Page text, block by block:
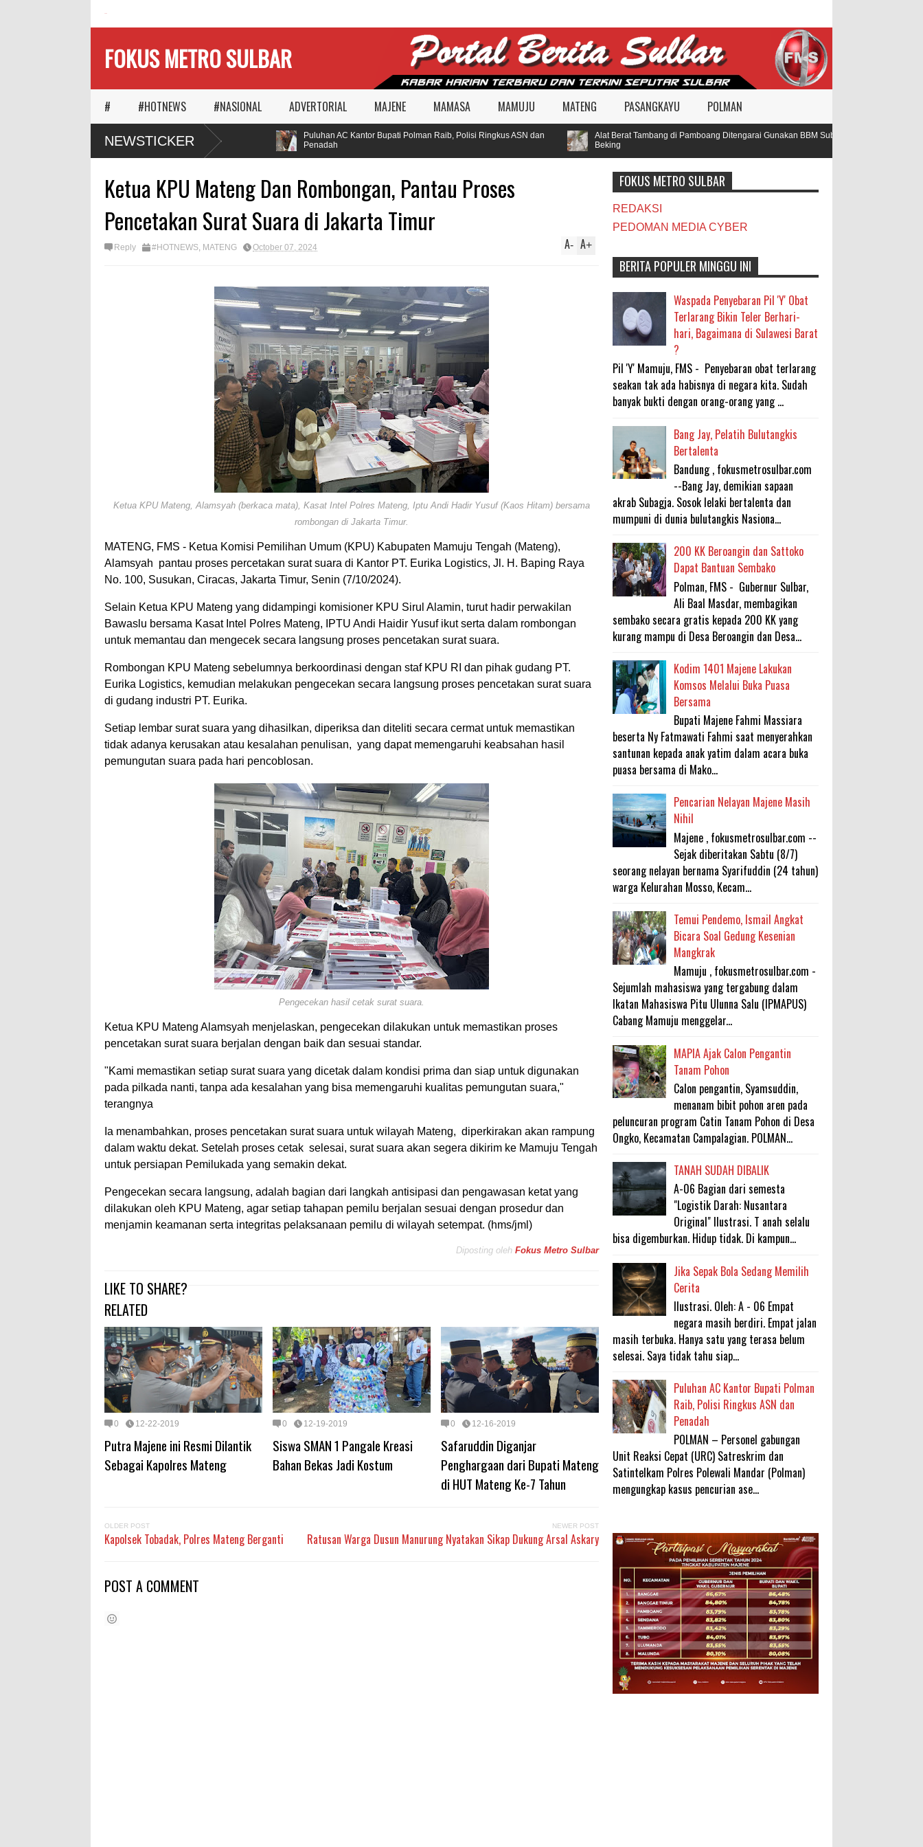
FOKUS METRO SULBAR
# #HOTNEWS #NASIONAL ADVERTORIAL MAJENE MAMASA MAMUJU MATENG PASANGKAYU POLMAN
NEWSTICKER
MAPIA Ajak Calon Pengantin
Tanam Pohon
Puluhan AC Kantor Bupati Polman Raib, Polisi Ringkus ASN dan
Penadah
Alat Berat Tambang di Pamboang Ditengarai Gunakan BBM Subsidi, Oknum TNI dan
Beking
Ketua KPU Mateng Dan Rombongan, Pantau Proses
Pencetakan Surat Suara di Jakarta Timur
Reply #HOTNEWS, MATENG October 07, 2024 A+
A-
Ketua KPU Mateng, Alamsyah (berkaca mata), Kasat Intel Polres Mateng, Iptu Andi Hadir Yusuf (Kaos Hitam) bersama
rombongan di Jakarta Timur.
MATENG, FMS - Ketua Komisi Pemilihan Umum (KPU) Kabupaten Mamuju Tengah (Mateng),
Alamsyah pantau proses percetakan surat suara di Kantor PT. Eurika Logistics, Jl. H. Baping Raya
No. 100, Susukan, Ciracas, Jakarta Timur, Senin (7/10/2024).
Selain Ketua KPU Mateng yang didampingi komisioner KPU Sirul Alamin, turut hadir perwakilan
Bawaslu bersama Kasat Intel Polres Mateng, IPTU Andi Haidir Yusuf ikut serta dalam rombongan
untuk memantau dan mengecek secara langsung proses pencetakan surat suara.
Rombongan KPU Mateng sebelumnya berkoordinasi dengan staf KPU RI dan pihak gudang PT.
Eurika Logistics, kemudian melakukan pengecekan secara langsung proses pencetakan surat suara
di gudang industri PT. Eurika.
Setiap lembar surat suara yang dihasilkan, diperiksa dan diteliti secara cermat untuk memastikan
tidak adanya kerusakan atau kesalahan penulisan, yang dapat memengaruhi keabsahan hasil
pemungutan suara pada hari pencoblosan.
Pengecekan hasil cetak surat suara.
Ketua KPU Mateng Alamsyah menjelaskan, pengecekan dilakukan untuk memastikan proses
pencetakan surat suara berjalan dengan baik dan sesuai standar.
"Kami memastikan setiap surat suara yang dicetak dalam kondisi prima dan siap untuk digunakan
pada pilkada nanti, tanpa ada kesalahan yang bisa memengaruhi kualitas pemungutan suara,"
terangnya
Ia menambahkan, proses pencetakan surat suara untuk wilayah Mateng, diperkirakan akan rampung
dalam waktu dekat. Setelah proses cetak selesai, surat suara akan segera dikirim ke Mamuju Tengah
untuk persiapan Pemilukada yang semakin dekat.
Pengecekan secara langsung, adalah bagian dari langkah antisipasi dan pengawasan ketat yang
dilakukan oleh KPU Mateng, agar setiap tahapan pemilu berjalan sesuai dengan prosedur dan
menjamin keamanan serta integritas pelaksanaan pemilu di wilayah setempat. (hms/jml)
Diposting oleh Fokus Metro Sulbar
LIKE TO SHARE?
RELATED
0 12-22-2019
Putra Majene ini Resmi Dilantik
Sebagai Kapolres Mateng
0 12-19-2019
Siswa SMAN 1 Pangale Kreasi
Bahan Bekas Jadi Kostum
0 12-16-2019
Safaruddin Diganjar
Penghargaan dari Bupati Mateng
di HUT Mateng Ke-7 Tahun
OLDER POST
Kapolsek Tobadak, Polres Mateng Berganti
NEWER POST
Ratusan Warga Dusun Manurung Nyatakan Sikap Dukung Arsal Askary
POST A COMMENT
FOKUS METRO SULBAR
REDAKSI
PEDOMAN MEDIA CYBER
BERITA POPULER MINGGU INI
Waspada Penyebaran Pil 'Y' Obat
Terlarang Bikin Teler Berhari-
hari, Bagaimana di Sulawesi Barat
?
Pil 'Y' Mamuju, FMS - Penyebaran obat terlarang
seakan tak ada habisnya di negara kita. Sudah
banyak bukti dengan orang-orang yang ...
Bang Jay, Pelatih Bulutangkis
Bertalenta
Bandung , fokusmetrosulbar.com
--Bang Jay, demikian sapaan
akrab Subagja. Sosok lelaki bertalenta dan
mumpuni di dunia bulutangkis Nasiona...
200 KK Beroangin dan Sattoko
Dapat Bantuan Sembako
Polman, FMS - Gubernur Sulbar,
Ali Baal Masdar, membagikan
sembako secara gratis kepada 200 KK yang
kurang mampu di Desa Beroangin dan Desa...
Kodim 1401 Majene Lakukan
Komsos Melalui Buka Puasa
Bersama
Bupati Majene Fahmi Massiara
beserta Ny Fatmawati Fahmi saat menyerahkan
santunan kepada anak yatim dalam acara buka
puasa bersama di Mako...
Pencarian Nelayan Majene Masih
Nihil
Majene , fokusmetrosulbar.com --
Sejak diberitakan Sabtu (8/7)
seorang nelayan bernama Syarifuddin (24 tahun)
warga Kelurahan Mosso, Kecam...
Temui Pendemo, Ismail Angkat
Bicara Soal Gedung Kesenian
Mangkrak
Mamuju , fokusmetrosulbar.com -
Sejumlah mahasiswa yang tergabung dalam
Ikatan Mahasiswa Pitu Ulunna Salu (IPMAPUS)
Cabang Mamuju menggelar...
MAPIA Ajak Calon Pengantin
Tanam Pohon
Calon pengantin, Syamsuddin,
menanam bibit pohon aren pada
peluncuran program Catin Tanam Pohon di Desa
Ongko, Kecamatan Campalagian. POLMAN...
TANAH SUDAH DIBALIK
A-06 Bagian dari semesta
"Logistik Darah: Nusantara
Original" Ilustrasi. T anah selalu
bisa digemburkan. Hidup tidak. Di kampun...
Jika Sepak Bola Sedang Memilih
Cerita
Ilustrasi. Oleh: A - 06 Empat
negara masih berdiri. Empat jalan
masih terbuka. Hanya satu yang terasa belum
selesai. Saya tidak tahu siap...
Puluhan AC Kantor Bupati Polman
Raib, Polisi Ringkus ASN dan
Penadah
POLMAN – Personel gabungan
Unit Reaksi Cepat (URC) Satreskrim dan
Satintelkam Polres Polewali Mandar (Polman)
mengungkap kasus pencurian ase...